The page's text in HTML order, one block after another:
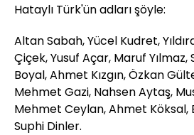
Hataylı Türk'ün adları şöyle:
Altan Sabah, Yücel Kudret,
Çiçek, Yusuf Açar, Maruf
Boyal, Ahmet Kızgın, Özkan
Mehmet Gazi, Nahsen Aytaş,
Mehmet Ceylan, Ahmet
Suphi Dinler.